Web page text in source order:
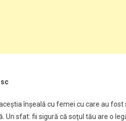
înşeală cu femei cu care au
Un sfat: fii sigură că soţul tău are o